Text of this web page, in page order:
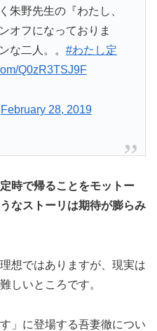
朱野先生の『わたし、
オフになっておりま
な二人。。 #わたし定
Q0zR3TSJ9F
February 28, 2019
時で帰ることをモットー
なストーリは期待が膨らみ
想ではありますが、現実は
しいところです。
」に登場する吾妻徹につい